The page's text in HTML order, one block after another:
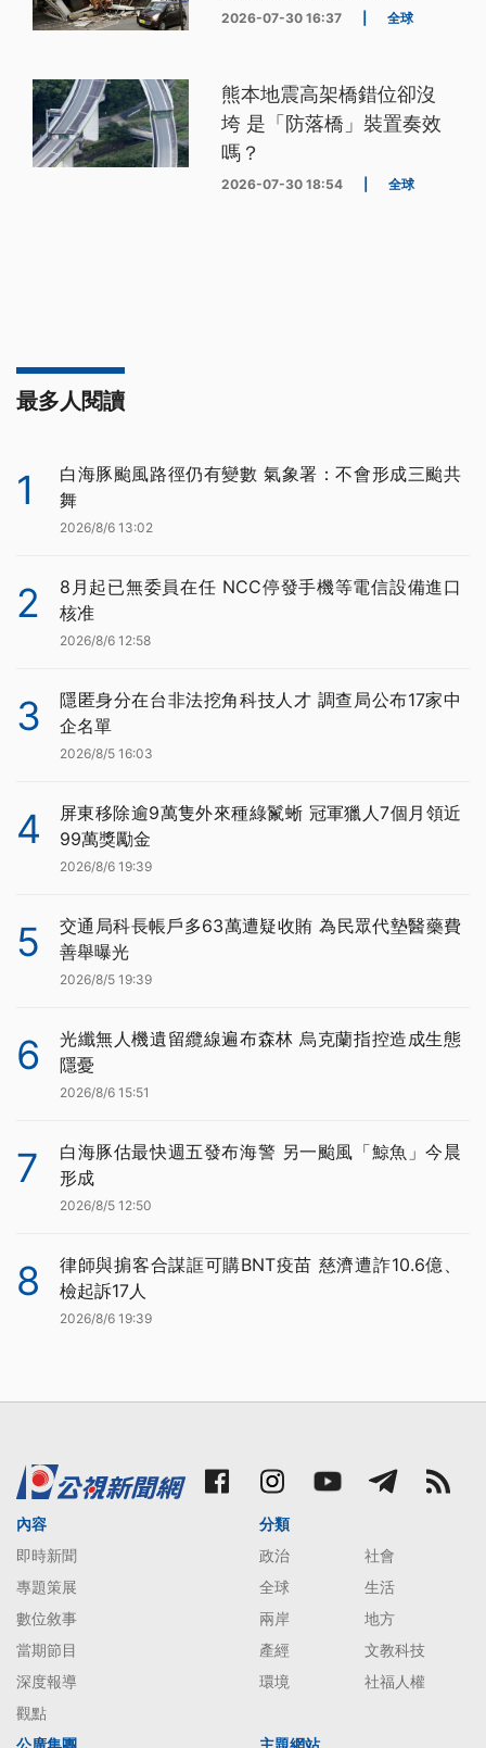
2026-07-30 16:37 全球
熊本地震高架橋錯位卻沒
垮 是「防落橋」裝置奏效
嗎？
2026-07-30 18:54 全球
最多人閱讀
1
白海豚颱風路徑仍有變數 氣象署：不會形成三颱共
舞
2026/8/6 13:02
2
8月起已無委員在任 NCC停發手機等電信設備進口
核准
2026/8/6 12:58
3
隱匿身分在台非法挖角科技人才 調查局公布17家中
企名單
2026/8/5 16:03
4
屏東移除逾9萬隻外來種綠鬣蜥 冠軍獵人7個月領近
99萬獎勵金
2026/8/6 19:39
5
交通局科長帳戶多63萬遭疑收賄 為民眾代墊醫藥費
善舉曝光
2026/8/5 19:39
6
光纖無人機遺留纜線遍布森林 烏克蘭指控造成生態
隱憂
2026/8/6 15:51
7
白海豚估最快週五發布海警 另一颱風「鯨魚」今晨
形成
2026/8/5 12:50
8
律師與掮客合謀誆可購BNT疫苗 慈濟遭詐10.6億、
檢起訴17人
2026/8/6 19:39
內容
即時新聞
專題策展
數位敘事
當期節目
深度報導
觀點
分類
政治
社會
全球
生活
兩岸
地方
產經
文教科技
環境
社福人權